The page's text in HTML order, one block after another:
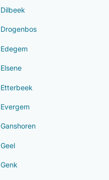
Dilbeek
Drogenbos
Edegem
Elsene
Etterbeek
Evergem
Ganshoren
Geel
Genk